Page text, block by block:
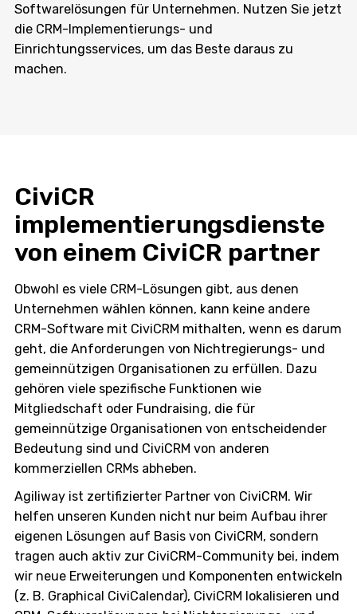
Softwarelösungen für Unternehmen. Nutzen Sie jetzt
die CRM-Implementierungs- und
Einrichtungsservices, um das Beste daraus zu
machen.
CiviCR
implementierungsdienste
von einem CiviCR partner
Obwohl es viele CRM-Lösungen gibt, aus denen
Unternehmen wählen können, kann keine andere
CRM-Software mit CiviCRM mithalten, wenn es darum
geht, die Anforderungen von Nichtregierungs- und
gemeinnützigen Organisationen zu erfüllen. Dazu
gehören viele spezifische Funktionen wie
Mitgliedschaft oder Fundraising, die für
gemeinnützige Organisationen von entscheidender
Bedeutung sind und CiviCRM von anderen
kommerziellen CRMs abheben.
Agiliway ist zertifizierter Partner von CiviCRM. Wir
helfen unseren Kunden nicht nur beim Aufbau ihrer
eigenen Lösungen auf Basis von CiviCRM, sondern
tragen auch aktiv zur CiviCRM-Community bei, indem
wir neue Erweiterungen und Komponenten entwickeln
(z. B. Graphical CiviCalendar), CiviCRM lokalisieren und